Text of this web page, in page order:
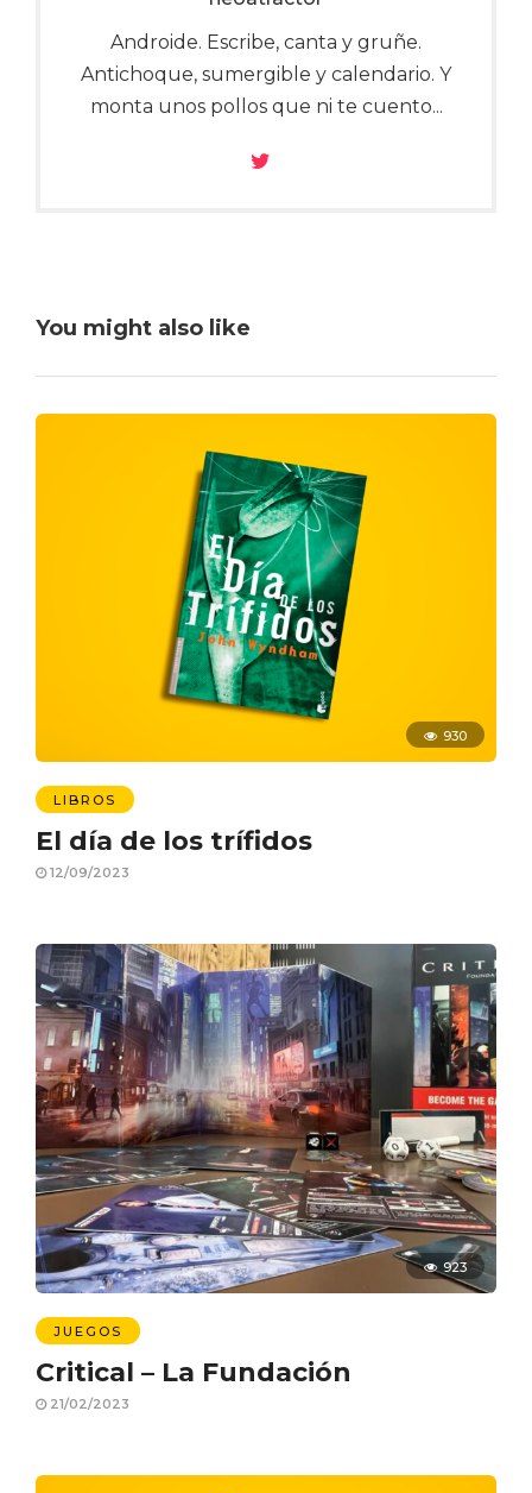
Androide. Escribe, canta y gruñe.
Antichoque, sumergible y calendario. Y
monta unos pollos que ni te cuento...
You might also like
930
LIBROS
El día de los trífidos
12/09/2023
923
JUEGOS
Critical – La Fundación
21/02/2023